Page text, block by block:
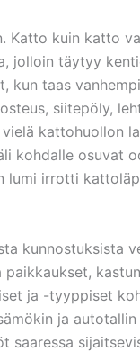
Katto kuin katto
jolloin täytyy
kun taas
siitepöly,
kattohuollon
kohdalle osuvat
lumi irrotti
kunnostuksista
ja -tyyppiset
ja
saaressa